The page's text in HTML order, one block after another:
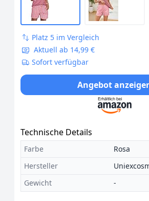
Platz 5 im Vergleich
Aktuell ab 14,99 €
Sofort verfügbar
Angebot
Technische Details
Farbe
Rosa
Hersteller
Gewicht
-